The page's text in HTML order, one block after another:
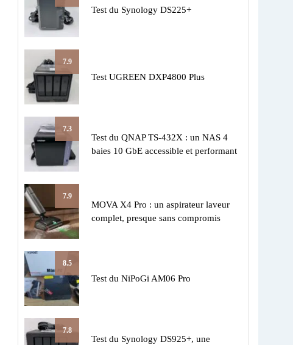
Test du Synology DS225+
7.9
Test UGREEN DXP4800 Plus
7.3
Test du QNAP TS-432X : un NAS 4
baies 10 GbE accessible et performant
7.9
MOVA X4 Pro : un aspirateur laveur
complet, presque sans compromis
8.5
Test du NiPoGi AM06 Pro
7.8
Test du Synology DS925+, une